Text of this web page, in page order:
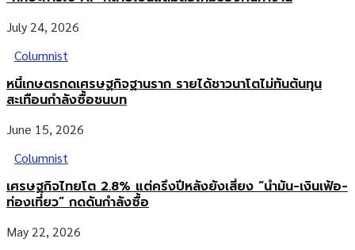
July 24, 2026
Columnist
หนี้เกษตรกดเศรษฐกิจฐานราก รายได้ชาวนาโตไม่ทันต้นทุน
สะเทือนกำลังซื้อชนบท
June 15, 2026
Columnist
เศรษฐกิจไทยโต 2.8% แต่ครึ่งปีหลังยังเสี่ยง “น้ำมัน-เงินเฟ้อ-
ท่องเที่ยว” กดดันกำลังซื้อ
May 22, 2026